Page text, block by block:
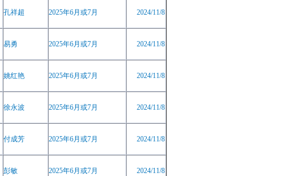
孔祥超 2025年6月或7月 2024/11/8
易勇 2025年6月或7月 2024/11/8
姚红艳 2025年6月或7月 2024/11/8
徐永波 2025年6月或7月 2024/11/8
付成芳 2025年6月或7月 2024/11/8
彭敏 2025年6月或7月 2024/11/8